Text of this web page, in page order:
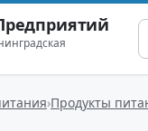
Продукты